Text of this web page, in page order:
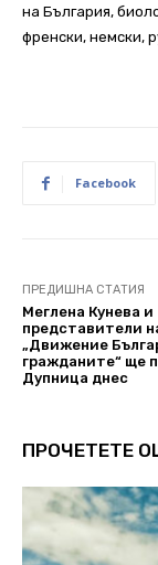
на България,
френски, немски,
Facebook
ПРЕДИШНА СТАТИЯ
Меглена Кунева и
представители
„Движение
гражданите“ ще
Дупница днес
ПРОЧЕТЕТЕ